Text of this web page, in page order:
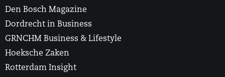
Den Bosch Magazine
Dordrecht in Business
GRNCHM Business & Lifestyle
Hoeksche Zaken
Rotterdam Insight